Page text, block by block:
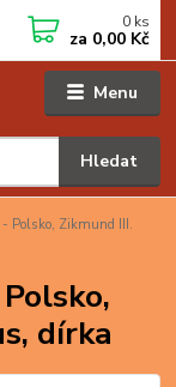
Menu
Hledat
0 ks
za 0,00 Kč
Polsko, Zikmund III.
dírka